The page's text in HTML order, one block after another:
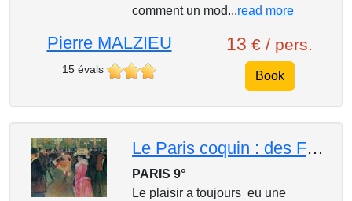
comment un mod...read more
Pierre MALZIEU
15 évals
13 € / pers.
Book
Le Paris coquin : des Folies du 18ème siècle aux cabarets du 9ème arrondissement
PARIS 9°
Le plaisir a toujours eu une